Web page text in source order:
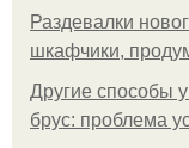
Раздевалки
шкафчики,
Другие способы
брус: проблема